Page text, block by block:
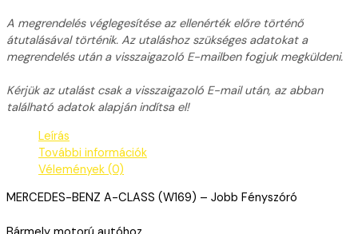
A megrendelés véglegesítése az ellenérték előre történő
átutalásával történik. Az utaláshoz szükséges adatokat a
megrendelés után a visszaigazoló E-mailben fogjuk megküldeni.
Kérjük az utalást csak a visszaigazoló E-mail után, az abban
található adatok alapján indítsa el!
Leírás
További információk
Vélemények (0)
MERCEDES-BENZ A-CLASS (W169) – Jobb Fényszóró